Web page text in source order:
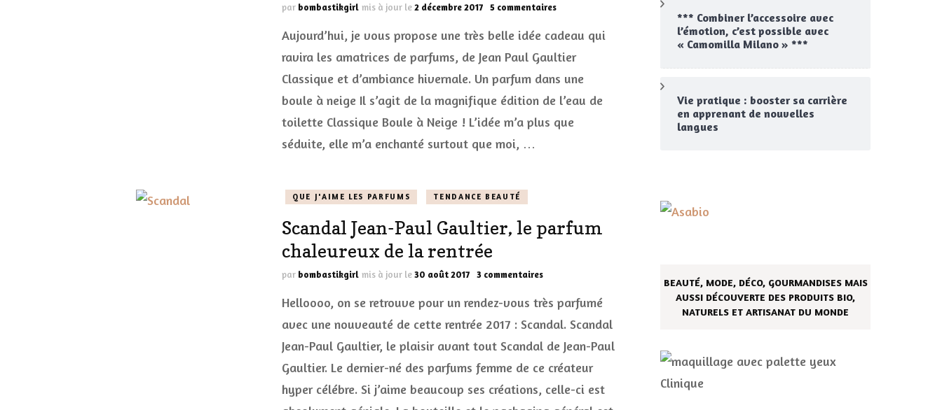
par bombastikgirl mis à jour le2 décembre 2017 5 commentairessur
de
Jean
Paul
Classique
dans
une
Aujourd’hui, je vous propose une très belle idée cadeau qui
ravira les amatrices de parfums, de Jean Paul Gaultier
Classique et d’ambiance hivernale. Un parfum dans une
boule à neige Il s’agit de la magnifique édition de l’eau de
toilette Classique Boule à Neige ! L’idée m’a plus que
séduite, elle m’a enchanté surtout que moi, …
QUE J'AIME LES PARFUMS TENDANCE BEAUTÉ
Scandal Jean-Paul Gaultier, le parfum
chaleureux de la rentrée
par bombastikgirl mis à jour le30 août 2017 3 commentairessur
Jean-
Gaultier,
le
chaleureux
de
Helloooo, on se retrouve pour un rendez-vous très parfumé
avec une nouveauté de cette rentrée 2017 : Scandal. Scandal
Jean-Paul Gaultier, le plaisir avant tout Scandal de Jean-Paul
Gaultier. Le dernier-né des parfums femme de ce créateur
hyper célébre. Si j’aime beaucoup ses créations, celle-ci est
*** Combiner l’accessoire avec
l’émotion, c’est possible avec
« Camomilla Milano » ***
Vie pratique : booster sa carrière
en apprenant de nouvelles
langues
BEAUTÉ, MODE, DÉCO, GOURMANDISES MAIS
AUSSI DÉCOUVERTE DES PRODUITS BIO,
NATURELS ET ARTISANAT DU MONDE